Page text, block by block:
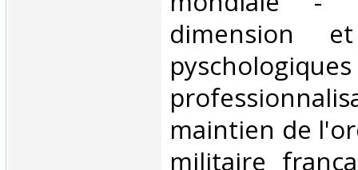
dimension
maintien de
militaire